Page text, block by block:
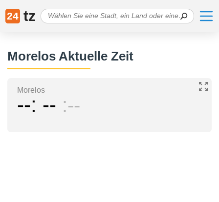
24 tz
Morelos Aktuelle Zeit
Morelos
-- -- --